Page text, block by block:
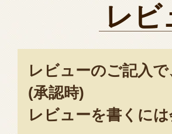
レビ
レビューのご記入で
(承認時)
レビューを書くに